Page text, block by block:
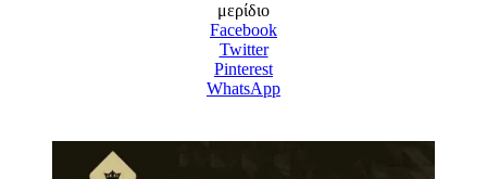
μερίδιο
Facebook
Twitter
Pinterest
WhatsApp